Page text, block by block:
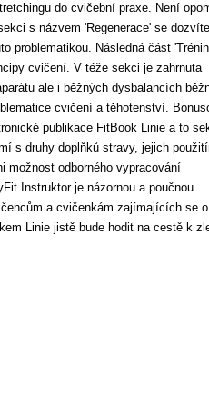
do cvičební praxe. Není
s názvem 'Regenerace' se
problematikou. Následná část
cvičení. V téže sekci je zahrnuta
ale i běžných dysbalancích
cvičení a těhotenství.
publikace FitBook Linie a to
s druhy doplňků stravy, jejich
možnost odborného vypracování
Instruktor je názornou a poučnou
a cvičenkám zajímajících se o
Linie jistě bude hodit na cestě k